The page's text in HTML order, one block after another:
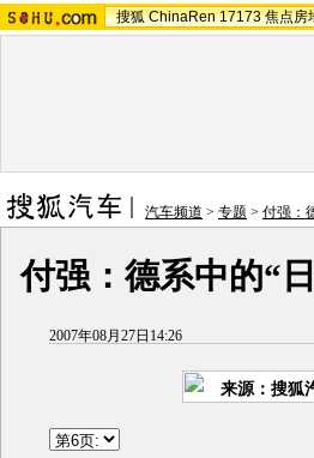
搜狐 ChinaRen 17173 焦点房
汽车频道 > 专题 > 付强：
付强：德系中的“
2007年08月27日14:26
来源：搜狐